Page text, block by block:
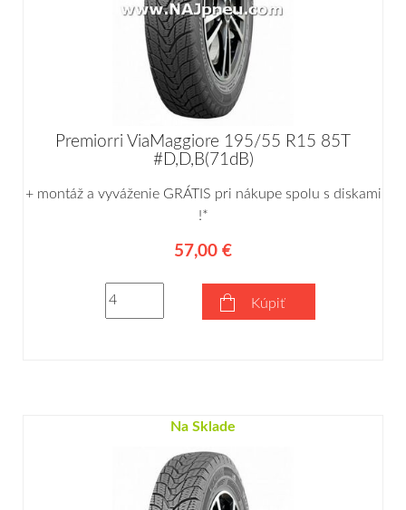
Premiorri ViaMaggiore 195/55 R15 85T
#D,D,B(71dB)
+ montáž a vyváženie GRÁTIS pri nákupe spolu s diskami
!*
57,00 €
Kúpiť
Na Sklade